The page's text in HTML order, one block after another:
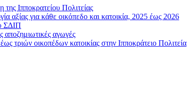
Ιπποκρατείου Πολιτείας
αξίας για κάθε οικόπεδο και κατοικία, 2025 έως 2026
ΣΔΙΠ
αγωγές
οικοπέδων κατοικίας στην Ιπποκράτειο Πολιτεία